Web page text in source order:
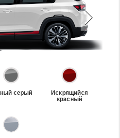
серый
Искрящийся
красный